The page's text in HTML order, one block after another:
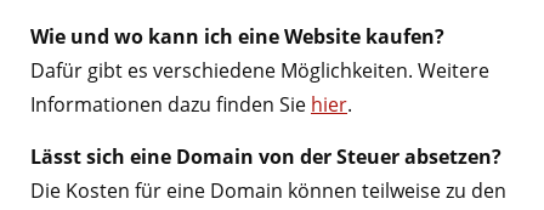
Wie und wo kann ich eine Website kaufen?
Dafür gibt es verschiedene Möglichkeiten. Weitere
Informationen dazu finden Sie hier.
Lässt sich eine Domain von der Steuer absetzen?
Die Kosten für eine Domain können teilweise zu den